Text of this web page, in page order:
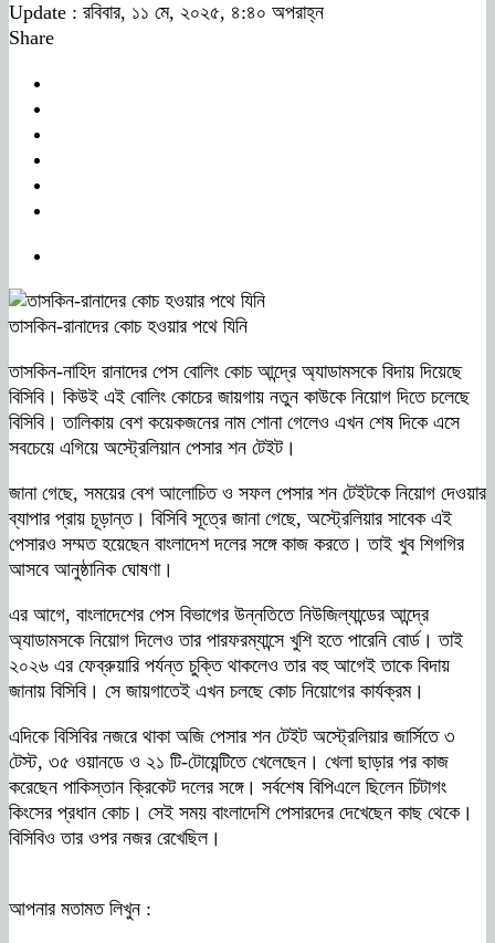
Update : রবিবার, ১১ মে, ২০২৫, ৪:৪০ অপরাহ্ন
Share
তাসকিন-রানাদের কোচ হওয়ার পথে যিনি
তাসকিন-নাহিদ রানাদের পেস বোলিং কোচ আন্দ্রে অ্যাডামসকে বিদায় দিয়েছে
বিসিবি। কিউই এই বোলিং কোচের জায়গায় নতুন কাউকে নিয়োগ দিতে চলেছে
বিসিবি। তালিকায় বেশ কয়েকজনের নাম শোনা গেলেও এখন শেষ দিকে এসে
সবচেয়ে এগিয়ে অস্ট্রেলিয়ান পেসার শন টেইট।
জানা গেছে, সময়ের বেশ আলোচিত ও সফল পেসার শন টেইটকে নিয়োগ দেওয়ার
ব্যাপার প্রায় চূড়ান্ত। বিসিবি সূত্রে জানা গেছে, অস্ট্রেলিয়ার সাবেক এই
পেসারও সম্মত হয়েছেন বাংলাদেশ দলের সঙ্গে কাজ করতে। তাই খুব শিগগির
আসবে আনুষ্ঠানিক ঘোষণা।
এর আগে, বাংলাদেশের পেস বিভাগের উন্নতিতে নিউজিল্যান্ডের আন্দ্রে
অ্যাডামসকে নিয়োগ দিলেও তার পারফরম্যান্সে খুশি হতে পারেনি বোর্ড। তাই
২০২৬ এর ফেব্রুয়ারি পর্যন্ত চুক্তি থাকলেও তার বহু আগেই তাকে বিদায়
জানায় বিসিবি। সে জায়গাতেই এখন চলছে কোচ নিয়োগের কার্যক্রম।
এদিকে বিসিবির নজরে থাকা অজি পেসার শন টেইট অস্ট্রেলিয়ার জার্সিতে ৩
টেস্ট, ৩৫ ওয়ানডে ও ২১ টি-টোয়েন্টিতে খেলেছেন। খেলা ছাড়ার পর কাজ
করেছেন পাকিস্তান ক্রিকেট দলের সঙ্গে। সর্বশেষ বিপিএলে ছিলেন চিটাগং
কিংসের প্রধান কোচ। সেই সময় বাংলাদেশি পেসারদের দেখেছেন কাছ থেকে।
বিসিবিও তার ওপর নজর রেখেছিল।
আপনার মতামত লিখুন :